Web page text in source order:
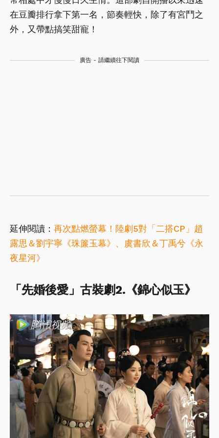
在豆瓣排行拿下第一名，節奏輕快，除了有宮鬥之
外，又帶點搞笑甜寵！
廣告 - 請繼續往下閱讀
延伸閱讀： 再次點燃螢幕！陸劇5對「二搭CP」趙
露思＆劉宇寧《珠簾玉幕》、虞書欣＆丁禹兮《永
夜星河》
「先婚後愛」古裝劇2.《錦心似玉》